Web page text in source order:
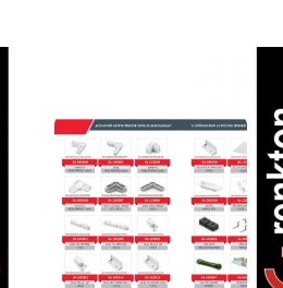
Alüminyum
Pencere
Aksesuarları